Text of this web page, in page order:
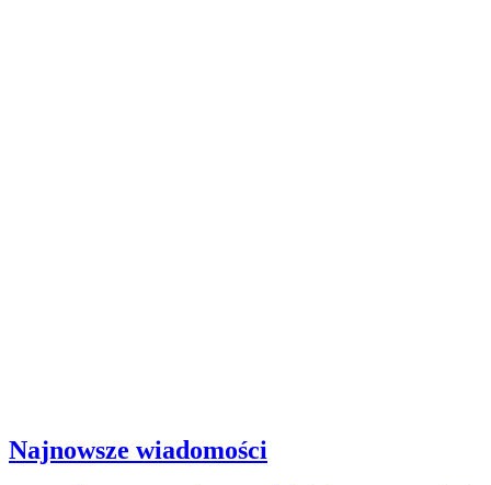
Najnowsze wiadomości